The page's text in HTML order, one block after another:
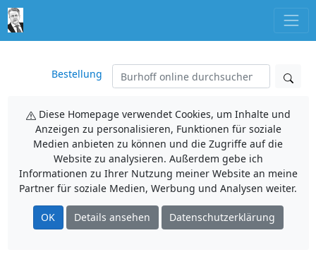
Bestellung
Diese Homepage verwendet Cookies, um Inhalte und
Anzeigen zu personalisieren, Funktionen für soziale
Medien anbieten zu können und die Zugriffe auf die
Website zu analysieren. Außerdem gebe ich
Informationen zu Ihrer Nutzung meiner Website an meine
Partner für soziale Medien, Werbung und Analysen weiter.
OK Details ansehen Datenschutzerklärung